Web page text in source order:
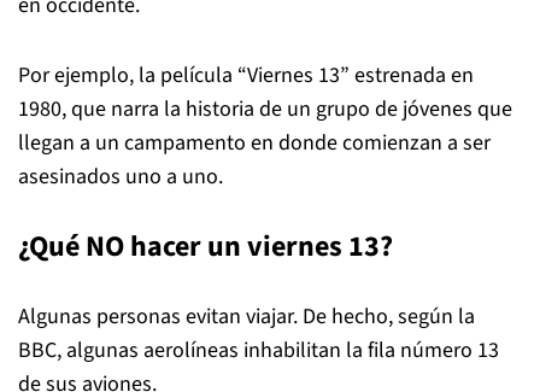
Por ejemplo, la película “Viernes 13” estrenada en
1980, que narra la historia de un grupo de jóvenes que
llegan a un campamento en donde comienzan a ser
asesinados uno a uno.
¿Qué NO hacer un viernes 13?
Algunas personas evitan viajar. De hecho, según la
BBC, algunas aerolíneas inhabilitan la fila número 13
de sus aviones.